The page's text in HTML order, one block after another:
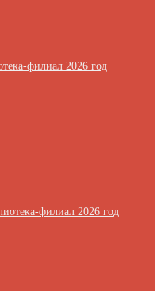
филиал 2026 год
филиал 2026 год